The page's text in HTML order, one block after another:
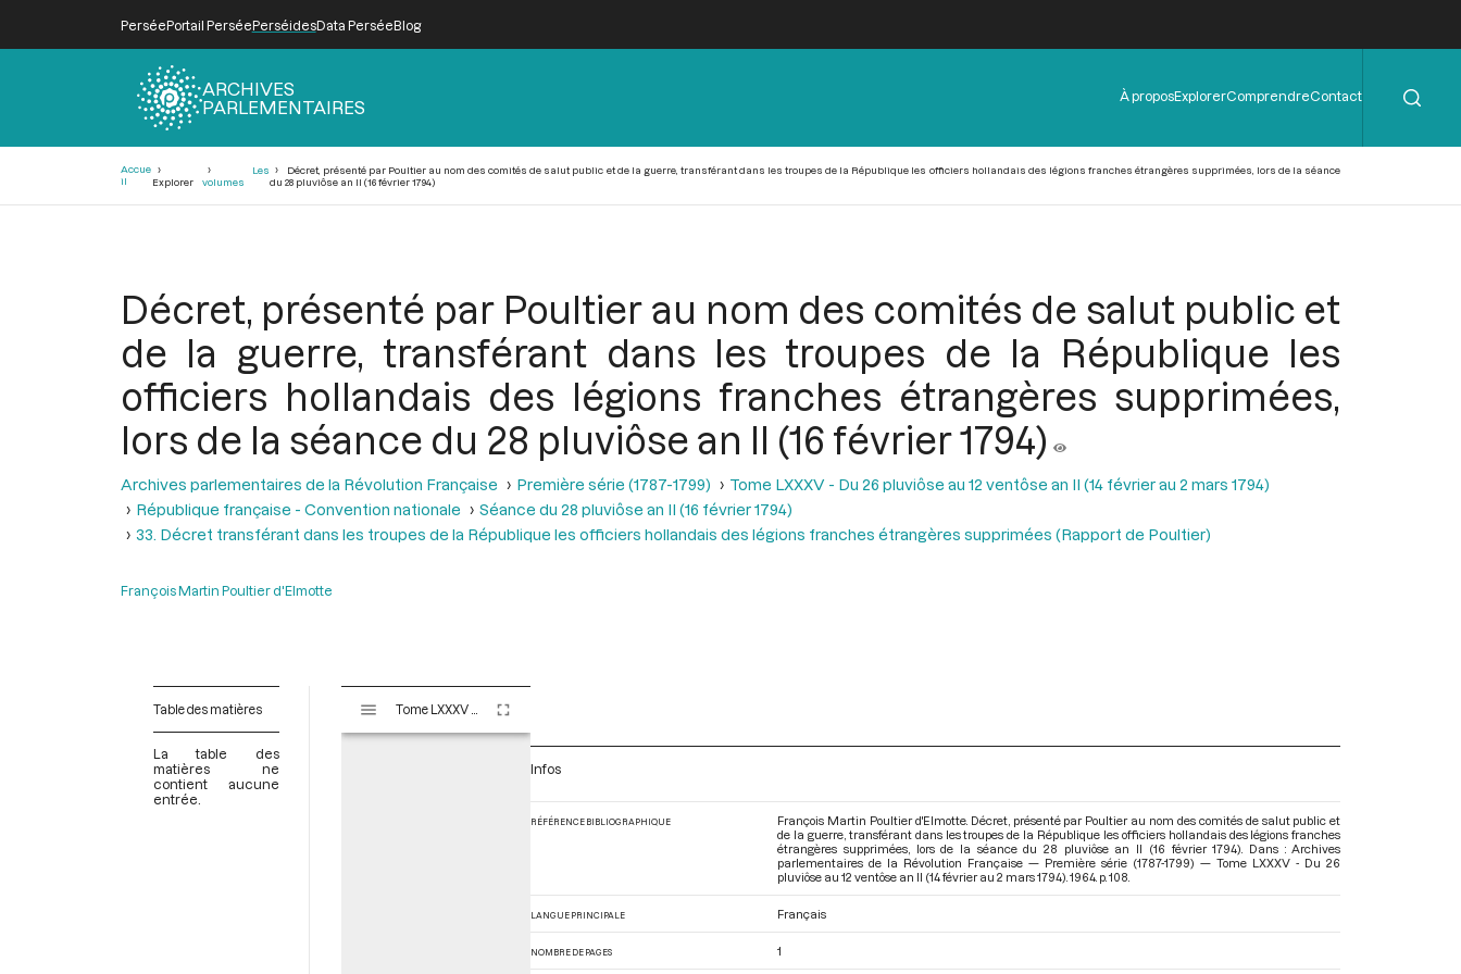
PerséePortail PerséePerséidesData PerséeBlog
ARCHIVES
PARLEMENTAIRES
Menu
de
À proposExplorerComprendreContact
Accue
il
Explorer
Les
volumes
Décret, présenté par Poultier au nom des comités de salut public et de la guerre, transférant dans les troupes de la République les officiers hollandais des légions franches étrangères supprimées, lors de la séance
du 28 pluviôse an II (16 février 1794)
Décret, présenté par Poultier au nom des comités de salut public et
de la guerre, transférant dans les troupes de la République les
officiers hollandais des légions franches étrangères supprimées,
lors de la séance du 28 pluviôse an II (16 février 1794)
Archives parlementaires de la Révolution Française Première série (1787-1799)
Tome LXXXV - Du 26 pluviôse au 12 ventôse an II (14 février au 2 mars 1794)
République française - Convention nationale
Séance du 28 pluviôse an II (16 février 1794)
33. Décret transférant dans les troupes de la République les officiers hollandais des légions franches étrangères supprimées (Rapport de Poultier)
François Martin Poultier d'Elmotte
Table des matières
La table des
matières ne
contient aucune
entrée.
s
Infos
RÉFÉRENCE BIBLIOGRAPHIQUE
François Martin Poultier d'Elmotte. Décret, présenté par Poultier au nom des comités de salut public et
de la guerre, transférant dans les troupes de la République les officiers hollandais des légions franches
étrangères supprimées, lors de la séance du 28 pluviôse an II (16 février 1794). Dans : Archives
parlementaires de la Révolution Française — Première série (1787-1799) — Tome LXXXV - Du 26
pluviôse au 12 ventôse an II (14 février au 2 mars 1794) . 1964. p. 108.
LANGUE PRINCIPALE Français
NOMBRE DE PAGES 1